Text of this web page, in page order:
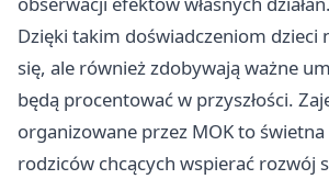
Dzięki takim doświadczeniom dzieci
się, ale również zdobywają ważne
będą procentować w przyszłości.
organizowane przez MOK to
rodziców chcących wspierać rozwój